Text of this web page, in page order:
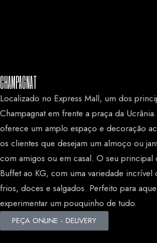
CHAMPAGNAT
Localizado no Express Mall, um dos
Champagnat em frente a praça da
oferece um amplo espaço e decoração
os clientes que desejam um almoço ou
com amigos ou em casal. O seu principal
Buffet ao KG, com uma variedade incrível
frios, doces e salgados. Perfeito para
experimentar um pouquinho de tudo.
PEÇA ONLINE - DELIVERY
Home
Cristo REI
CHAMPAGNAT
BOQUEIRÃO
ÁGUA VERDE